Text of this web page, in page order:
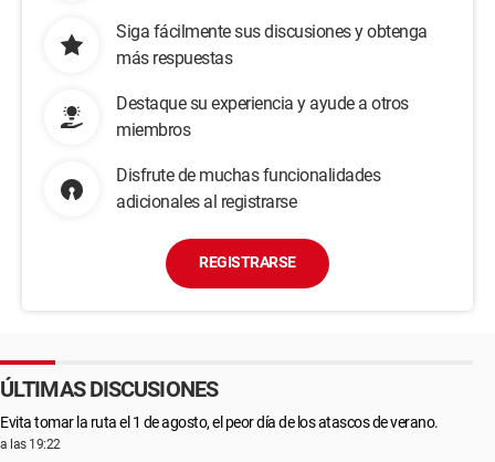
Siga fácilmente sus discusiones y obtenga
más respuestas
Destaque su experiencia y ayude a otros
miembros
Disfrute de muchas funcionalidades
adicionales al registrarse
REGISTRARSE
ÚLTIMAS DISCUSIONES
Evita tomar la ruta el 1 de agosto, el peor día de los atascos de verano.
a las 19:22